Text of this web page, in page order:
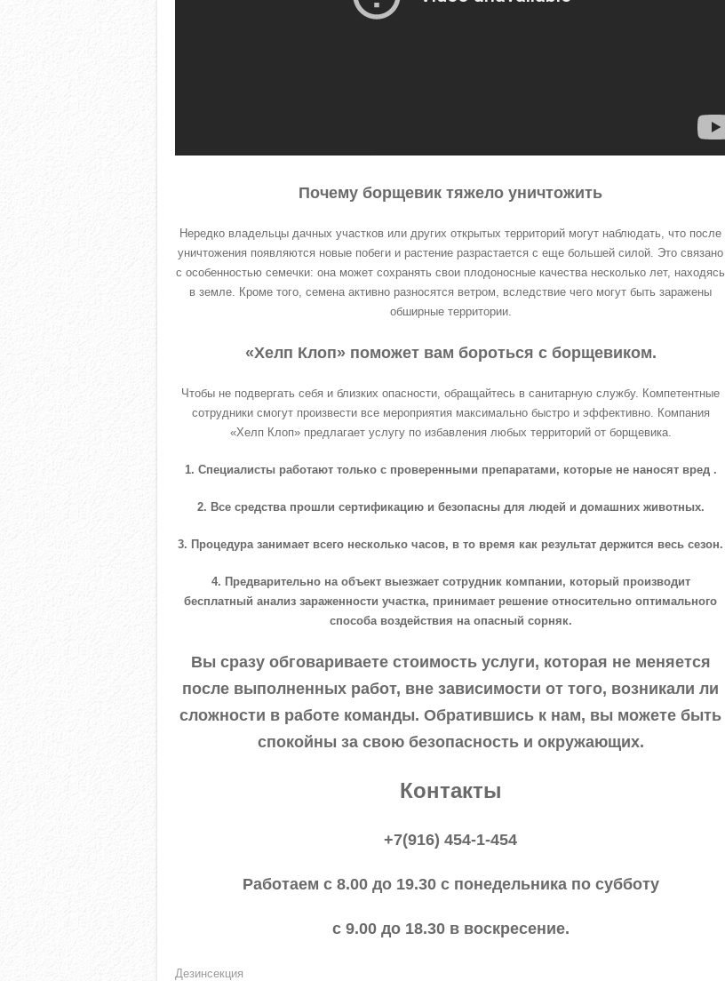
Почему борщевик тяжело уничтожить
Нередко владельцы дачных участков или других открытых территорий могут наблюдать, что после
уничтожения появляются новые побеги и растение разрастается с еще большей силой. Это связано
с особенностью семечки: она может сохранять свои плодоносные качества несколько лет, находясь
в земле. Кроме того, семена активно разносятся ветром, вследствие чего могут быть заражены
обширные территории.
«Хелп Клоп» поможет вам бороться с борщевиком.
Чтобы не подвергать себя и близких опасности, обращайтесь в санитарную службу. Компетентные
сотрудники смогут произвести все мероприятия максимально быстро и эффективно. Компания
«Хелп Клоп» предлагает услугу по избавления любых территорий от борщевика.
1. Специалисты работают только с проверенными препаратами, которые не наносят вред .
2. Все средства прошли сертификацию и безопасны для людей и домашних животных.
3. Процедура занимает всего несколько часов, в то время как результат держится весь сезон.
4. Предварительно на объект выезжает сотрудник компании, который производит
бесплатный анализ зараженности участка, принимает решение относительно оптимального
способа воздействия на опасный сорняк.
Вы сразу обговариваете стоимость услуги, которая не меняется
после выполненных работ, вне зависимости от того, возникали ли
сложности в работе команды. Обратившись к нам, вы можете быть
спокойны за свою безопасность и окружающих.
Контакты
+7(916) 454-1-454
Работаем с 8.00 до 19.30 с понедельника по субботу
с 9.00 до 18.30 в воскресение.
Дезинсекция